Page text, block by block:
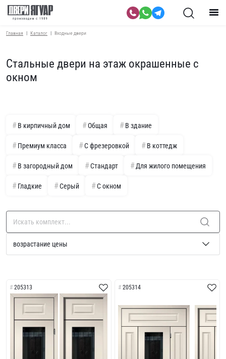
Главная Каталог Входные двери
Стальные двери на этаж окрашенные с
окном
В кирпичный дом Общая В здание
Премиум класса С фрезеровкой В коттедж
В загородный дом Стандарт Для жилого помещения
Гладкие Серый С окном
205313 205314